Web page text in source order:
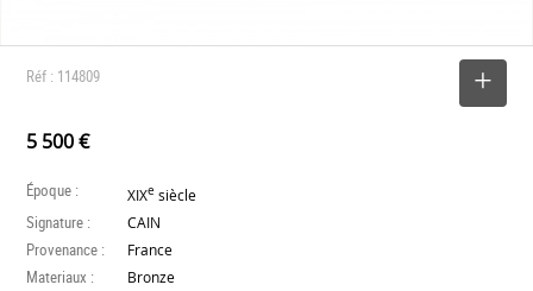
Réf : 114809
5 500 €
Époque : XIXe siècle
Signature : CAIN
Provenance : France
Materiaux : Bronze